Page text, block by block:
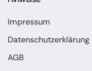
Impressum
Datenschutzerklärung
AGB